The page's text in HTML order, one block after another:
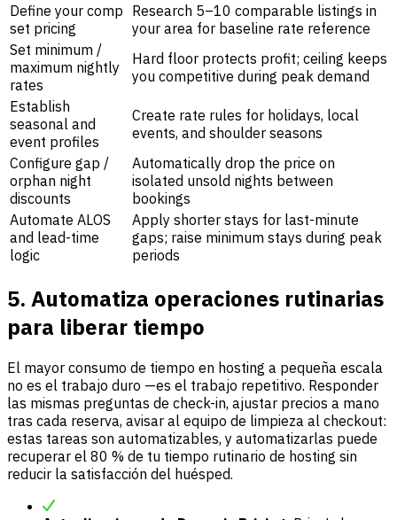
Define your comp
set pricing
Research 5–10 comparable listings in
your area for baseline rate reference
Set minimum /
maximum nightly
rates
Hard floor protects profit; ceiling keeps
you competitive during peak demand
Establish
seasonal and
event profiles
Create rate rules for holidays, local
events, and shoulder seasons
Configure gap /
orphan night
discounts
Automatically drop the price on
isolated unsold nights between
bookings
Automate ALOS
and lead-time
logic
Apply shorter stays for last-minute
gaps; raise minimum stays during peak
periods
5. Automatiza operaciones rutinarias
para liberar tiempo
El mayor consumo de tiempo en hosting a pequeña escala
no es el trabajo duro —es el trabajo repetitivo. Responder
las mismas preguntas de check-in, ajustar precios a mano
tras cada reserva, avisar al equipo de limpieza al checkout:
estas tareas son automatizables, y automatizarlas puede
recuperar el 80 % de tu tiempo rutinario de hosting sin
reducir la satisfacción del huésped.